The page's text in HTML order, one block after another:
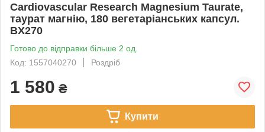
Cardiovascular Research Magnesium Taurate,
таурат магнію, 180 вегетаріанських капсул.
BX270
Готово до відправки більше 2 од.
Код: 1557040270
Роздріб
1 580 ₴
Купити